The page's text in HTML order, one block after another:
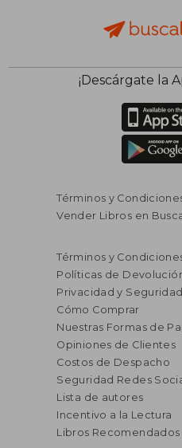
¡Descárgate la
Términos y
Vender Libros en
Términos y
Políticas de
Privacidad y Seguridad
Cómo Comprar
Nuestras Formas de
Opiniones de Clientes
Costos de Despacho
Seguridad Redes
Lista de autores
Incentivo a la Lectura
Libros Recomendados